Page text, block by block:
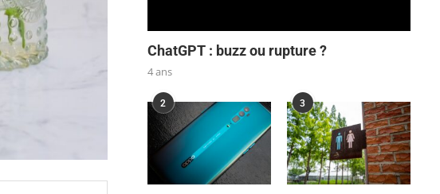
ChatGPT : buzz ou rupture ?
4 ans
2 3